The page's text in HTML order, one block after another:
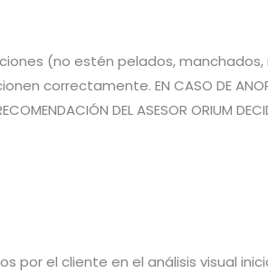
(no estén pelados,
EN CASO DE
DEL ASESOR ORIUM
por el cliente en el análisis visual